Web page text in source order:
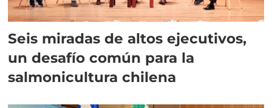
Seis miradas de altos ejecutivos,
un desafío común para la
salmonicultura chilena